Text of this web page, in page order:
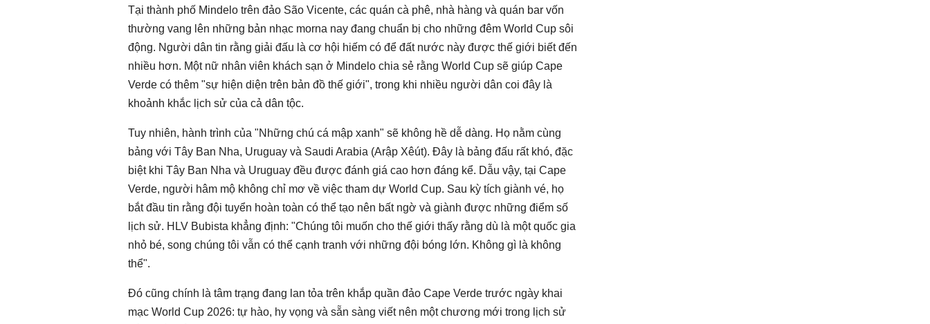
Tại thành phố Mindelo trên đảo São Vicente, các quán cà phê, nhà hàng và quán bar vốn
thường vang lên những bản nhạc morna nay đang chuẩn bị cho những đêm World Cup sôi
động. Người dân tin rằng giải đấu là cơ hội hiếm có để đất nước này được thế giới biết đến
nhiều hơn. Một nữ nhân viên khách sạn ở Mindelo chia sẻ rằng World Cup sẽ giúp Cape
Verde có thêm "sự hiện diện trên bản đồ thế giới", trong khi nhiều người dân coi đây là
khoảnh khắc lịch sử của cả dân tộc.
Tuy nhiên, hành trình của "Những chú cá mập xanh" sẽ không hề dễ dàng. Họ nằm cùng
bảng với Tây Ban Nha, Uruguay và Saudi Arabia (Arập Xêút). Đây là bảng đấu rất khó, đặc
biệt khi Tây Ban Nha và Uruguay đều được đánh giá cao hơn đáng kể. Dẫu vậy, tại Cape
Verde, người hâm mộ không chỉ mơ về việc tham dự World Cup. Sau kỳ tích giành vé, họ
bắt đầu tin rằng đội tuyển hoàn toàn có thể tạo nên bất ngờ và giành được những điểm số
lịch sử. HLV Bubista khẳng định: "Chúng tôi muốn cho thế giới thấy rằng dù là một quốc gia
nhỏ bé, song chúng tôi vẫn có thể cạnh tranh với những đội bóng lớn. Không gì là không
thể".
Đó cũng chính là tâm trạng đang lan tỏa trên khắp quần đảo Cape Verde trước ngày khai
mạc World Cup 2026: tự hào, hy vọng và sẵn sàng viết nên một chương mới trong lịch sử